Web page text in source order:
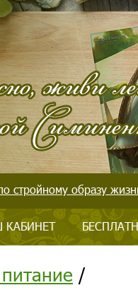
стройному образу
КАБИНЕТ
/